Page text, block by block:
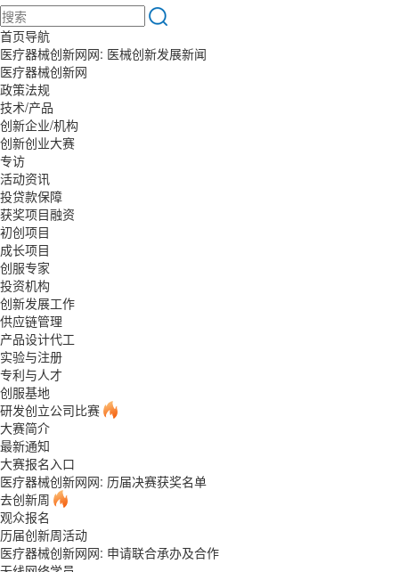
首页导航
医疗器械创新网网: 医械创新发展新闻
医疗器械创新网
政策法规
技术/产品
创新企业/机构
创新创业大赛
专访
活动资讯
投贷款保障
获奖项目融资
初创项目
成长项目
创服专家
投资机构
创新发展工作
供应链管理
产品设计代工
实验与注册
专利与人才
创服基地
研发创立公司比赛
大赛简介
最新通知
大赛报名入口
医疗器械创新网网: 历届决赛获奖名单
去创新周
观众报名
历届创新周活动
医疗器械创新网网: 申请联合承办及合作